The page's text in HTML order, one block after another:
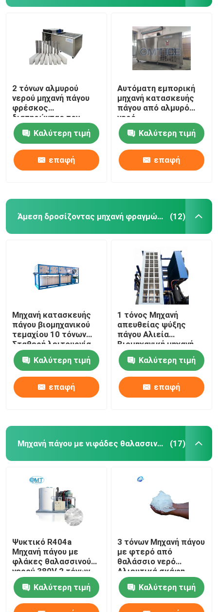
2 τόνων αλμυρού
νερού μηχανή πάγου
φρέσκος
διατηρώντας τον
αέρα ψυγμένο
Μεγάλος
κατασκευαστής
πάγου
Καλύτερη τιμή
επαφή
Αυτόματη εμπορική
μηχανή κατασκευής
πάγου από αλμυρό
νερό
Καλύτερη τιμή
επαφή
Άμεση δροσίζοντας μηχανή φραγμών πάγου (12)
Μηχανή κατασκευής
πάγου βιομηχανικού
τεμαχίου 10 τόνων
Σταθερή λειτουργία
Προσαρμόσιμη
Καλύτερη τιμή
επαφή
1 τόνος Μηχανή
απευθείας ψύξης
πάγου Αλιεία
Βιομηχανική μηχανή
κατασκευής πάγου
Καλύτερη τιμή
επαφή
Μηχανή πάγου με νιφάδες θαλασσινού νερού (17)
Ψυκτικό R404a
Μηχανή πάγου με
φλάκες θαλασσινού
νερού 380V 2 τόνων
Μηχανή πάγου με
φλάκεςΚαλύτερη τιμή
3 τόνων Μηχανή πάγου
με φτερό από
θαλάσσιο νερό
Αλιευτικά σκάφη
Μηχανή κατασκευής
πάγου με φτερό από
θαλάσσιο νερό
Καλύτερη τιμή